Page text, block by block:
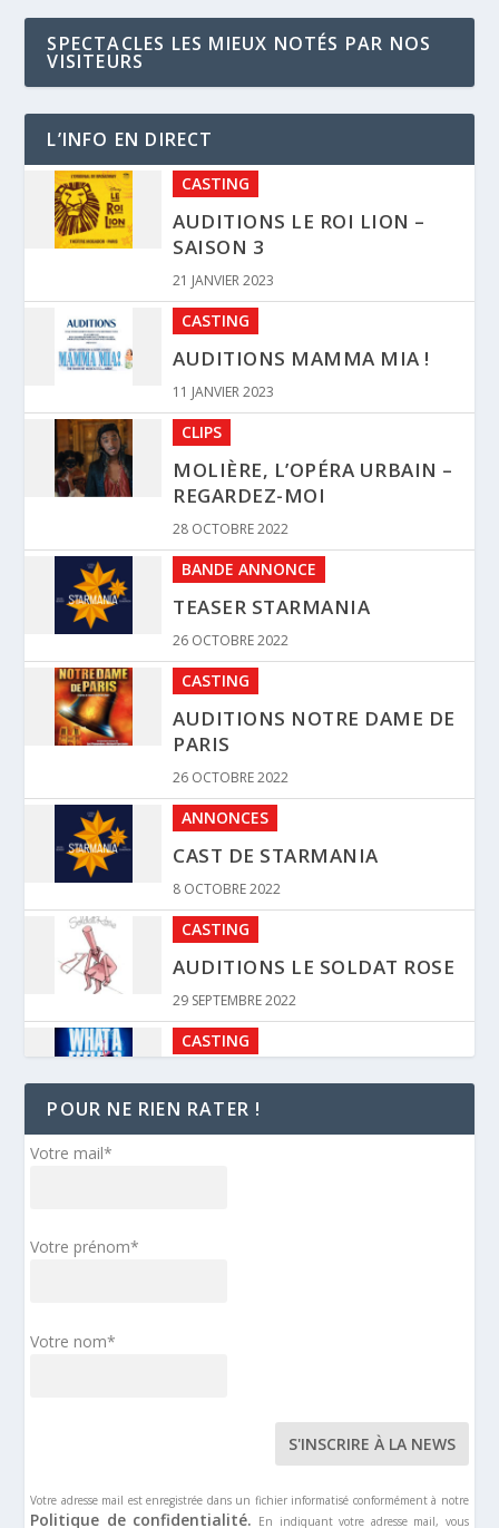
SPECTACLES LES MIEUX NOTÉS PAR NOS
VISITEURS
L’INFO EN DIRECT
CASTING
AUDITIONS LE ROI LION –
SAISON 3
21 JANVIER 2023
CASTING
AUDITIONS MAMMA MIA !
11 JANVIER 2023
CLIPS
MOLIÈRE, L’OPÉRA URBAIN –
REGARDEZ-MOI
28 OCTOBRE 2022
BANDE ANNONCE
TEASER STARMANIA
26 OCTOBRE 2022
CASTING
AUDITIONS NOTRE DAME DE
PARIS
26 OCTOBRE 2022
ANNONCES
CAST DE STARMANIA
8 OCTOBRE 2022
CASTING
AUDITIONS LE SOLDAT ROSE
29 SEPTEMBRE 2022
CASTING
AUDITIONS FLASHDANCE
24 SEPTEMBRE 2022
AUDITIONS LES
MYSTÉRIEUSES CITÉS D’OR –
SAISON 2
15 AVRIL 2022
POUR NE RIEN RATER !
Votre mail*
Votre prénom*
Votre nom*
Votre adresse mail est enregistrée dans un fichier informatisé conformément à notre
Politique de confidentialité. En indiquant votre adresse mail, vous